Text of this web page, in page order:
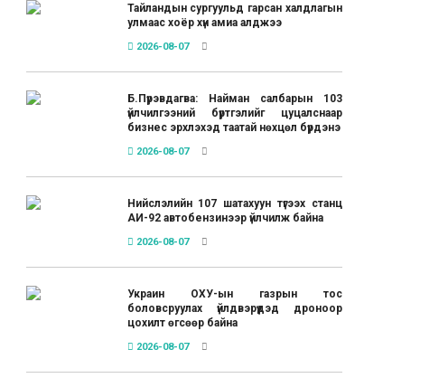
Тайландын сургуульд гарсан халдлагын
улмаас хоёр хүн амиа алджээ
2026-08-07
Б.Пүрэвдагва: Найман салбарын 103
үйлчилгээний бүртгэлийг цуцалснаар
бизнес эрхлэхэд таатай нөхцөл бүрдэнэ
2026-08-07
Нийслэлийн 107 шатахуун түгээх станц
АИ-92 автобензинээр үйлчилж байна
2026-08-07
Украин ОХУ-ын газрын тос
боловсруулах үйлдвэрүүдэд дроноор
цохилт өгсөөр байна
2026-08-07